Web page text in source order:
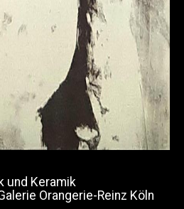
und Keramik
Orangerie-Reinz Köln